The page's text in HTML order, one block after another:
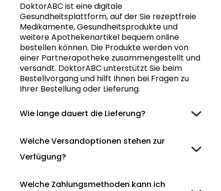
DoktorABC ist eine digitale
Gesundheitsplattform, auf der Sie rezeptfreie
Medikamente, Gesundheitsprodukte und
weitere Apothekenartikel bequem online
bestellen können. Die Produkte werden von
einer Partnerapotheke zusammengestellt und
versandt. DoktorABC unterstützt Sie beim
Bestellvorgang und hilft Ihnen bei Fragen zu
Ihrer Bestellung oder Lieferung.
Wie lange dauert die Lieferung?
Welche Versandoptionen stehen zur
Verfügung?
Welche Zahlungsmethoden kann ich